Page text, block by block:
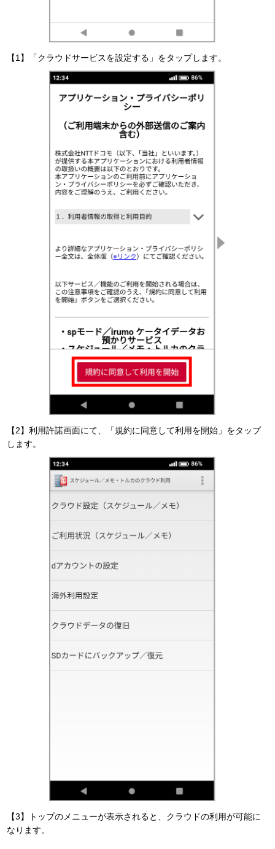
【1】「クラウドサービスを設定する」をタップします。
【2】利用許諾画面にて、「規約に同意して利用を開始」をタップ
します。
【3】トップのメニューが表示されると、クラウドの利用が可能に
なります。